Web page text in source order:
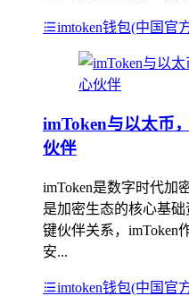
imtoken钱包(中国官
imToken与以太币
伙伴
imToken是数字时代加
是加密生态的核心基
键伙伴关系，imToken
安...
imtoken钱包(中国官